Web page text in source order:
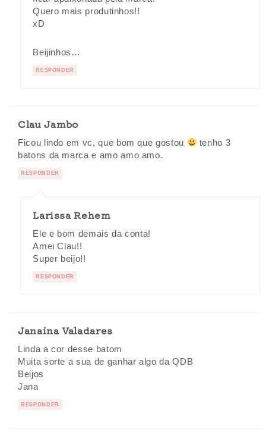
Quero mais produtinhos!!
xD
Beijinhos…
RESPONDER
Clau Jambo
Ficou lindo em vc, que bom que gostou
tenho 3
batons da marca e amo amo amo.
RESPONDER
Larissa Rehem
Ele e bom demais da conta!
Amei Clau!!
Super beijo!!
RESPONDER
Janaína Valadares
Linda a cor desse batom
Muita sorte a sua de ganhar algo da QDB
Beijos
Jana
RESPONDER